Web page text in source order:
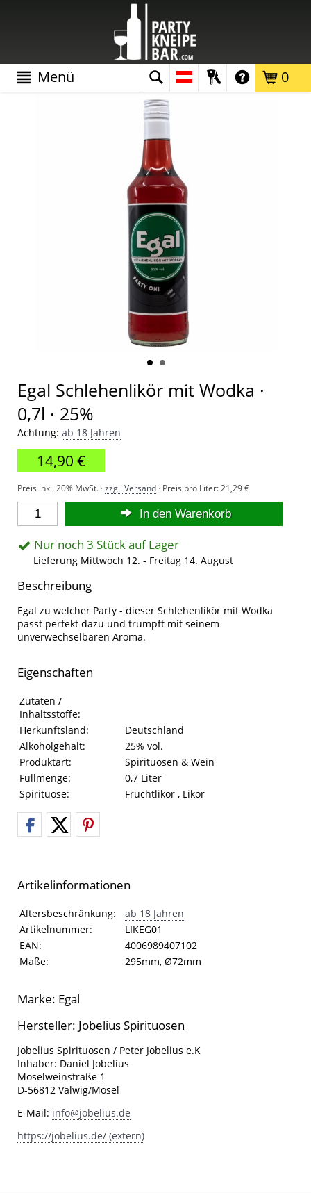
0
Menü
Egal Schlehenlikör mit Wodka ·
0,7l · 25%
Achtung: ab 18 Jahren
14,90 €
Preis inkl. 20% MwSt. ·zzgl. Versand · Preis pro Liter:21,29 €
In den Warenkorb
Nur noch 3 Stück auf Lager
Lieferung Mittwoch 12. - Freitag 14. August
Beschreibung
Egal zu welcher Party - dieser Schlehenlikör mit Wodka
passt perfekt dazu und trumpft mit seinem
unverwechselbaren Aroma.
Eigenschaften
Eigenschaften des Produkts
Eigenschaft
Zutaten /
Inhaltsstoffe:
Herkunftsland:
Deutschland
Alkoholgehalt:
25% vol.
Produktart:
Spirituosen & Wein
Füllmenge:
0,7 Liter
Spirituose:
Fruchtlikör , Likör
Artikelinformationen
Artikelinformationen
Eigenschaft Wert
Altersbeschränkung:
ab 18 Jahren
Artikelnummer:
LIKEG01
EAN:
4006989407102
Maße:
295mm, Ø72mm
Marke: Egal
Hersteller: Jobelius Spirituosen
Jobelius Spirituosen / Peter Jobelius e.K
Inhaber: Daniel Jobelius
Moselweinstraße 1
D-56812 Valwig/Mosel
E-Mail: info@jobelius.de
https://jobelius.de/ (extern)